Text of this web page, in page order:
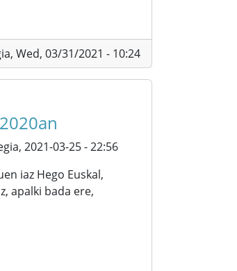
Wed, 03/31/2021 - 10:24
2021-03-25 - 22:56
iaz Hego Euskal,
apalki bada ere,